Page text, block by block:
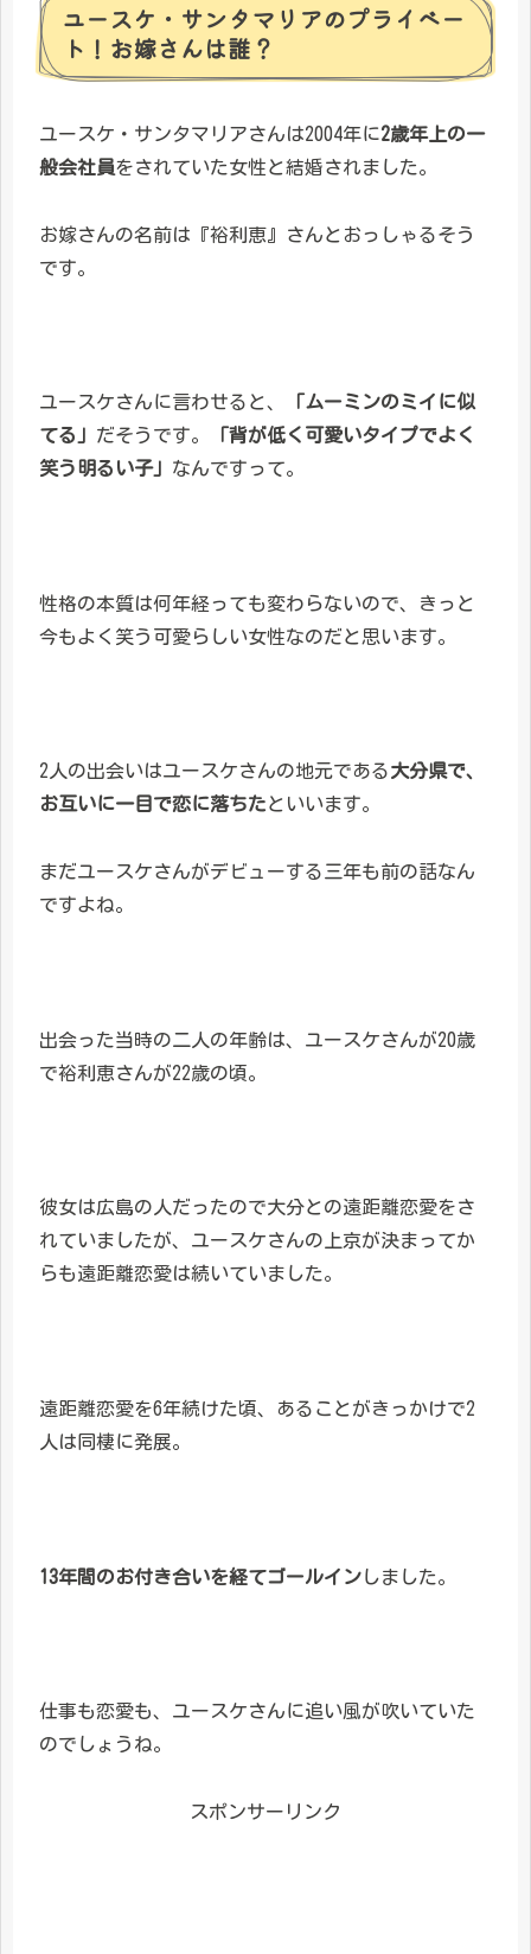
ユースケ・サンタマリアのプライベー
ト！お嫁さんは誰？
ユースケ・サンタマリアさんは2004年に2歳年上の一
般会社員をされていた女性と結婚されました。
お嫁さんの名前は『裕利恵』さんとおっしゃるそう
です。
ユースケさんに言わせると、
「ムーミンのミイに似
てる」 だそうです。
「背が低く可愛いタイプでよく
笑う明るい子」 なんですって。
性格の本質は何年経っても変わらないので、きっと
今もよく笑う可愛らしい女性なのだと思います。
2人の出会いはユースケさんの地元である大分県で、
お互いに一目で恋に落ちたといいます。
まだユースケさんがデビューする三年も前の話なん
ですよね。
出会った当時の二人の年齢は、ユースケさんが20歳
で裕利恵さんが22歳の頃。
彼女は広島の人だったので大分との遠距離恋愛をさ
れていましたが、ユースケさんの上京が決まってか
らも遠距離恋愛は続いていました。
遠距離恋愛を6年続けた頃、あることがきっかけで2
人は同棲に発展。
13年間のお付き合いを経てゴールインしました。
仕事も恋愛も、ユースケさんに追い風が吹いていた
のでしょうね。
スポンサーリンク